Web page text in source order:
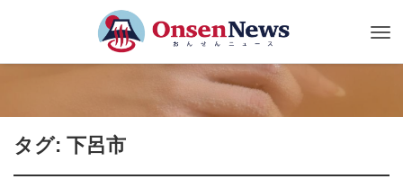
タグ: 下呂市